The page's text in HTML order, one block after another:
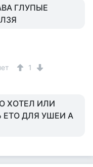
ГЛУПЫЕ
1
ХОТЕЛ ИЛИ
ДЛЯ УШЕИ А